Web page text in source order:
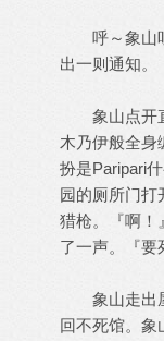
呼～象山吐
出一则通知。
象山点开直
木乃伊般全身
扮是Paripari
园的厕所门打
猎枪。『啊！
了一声。『要
象山走出屋
回不死馆。象